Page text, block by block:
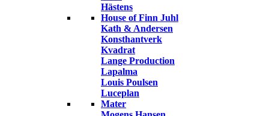
Hästens
House of Finn Juhl
Kath & Andersen
Konsthantverk
Kvadrat
Lange Production
Lapalma
Louis Poulsen
Luceplan
Mater